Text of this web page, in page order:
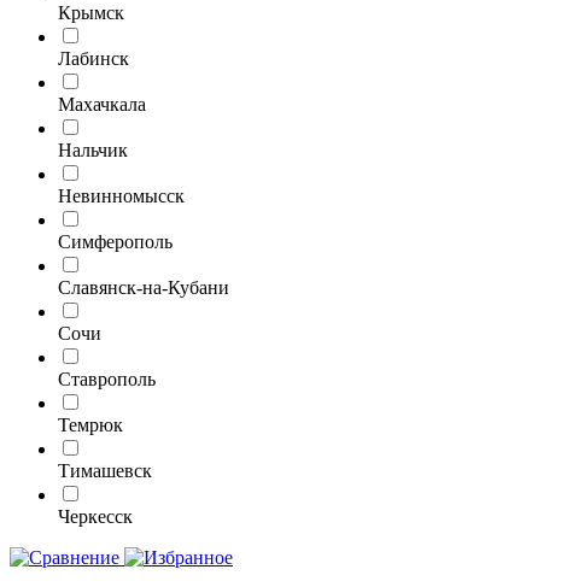
Крымск
Лабинск
Махачкала
Нальчик
Невинномысск
Симферополь
Славянск-на-Кубани
Сочи
Ставрополь
Темрюк
Тимашевск
Черкесск